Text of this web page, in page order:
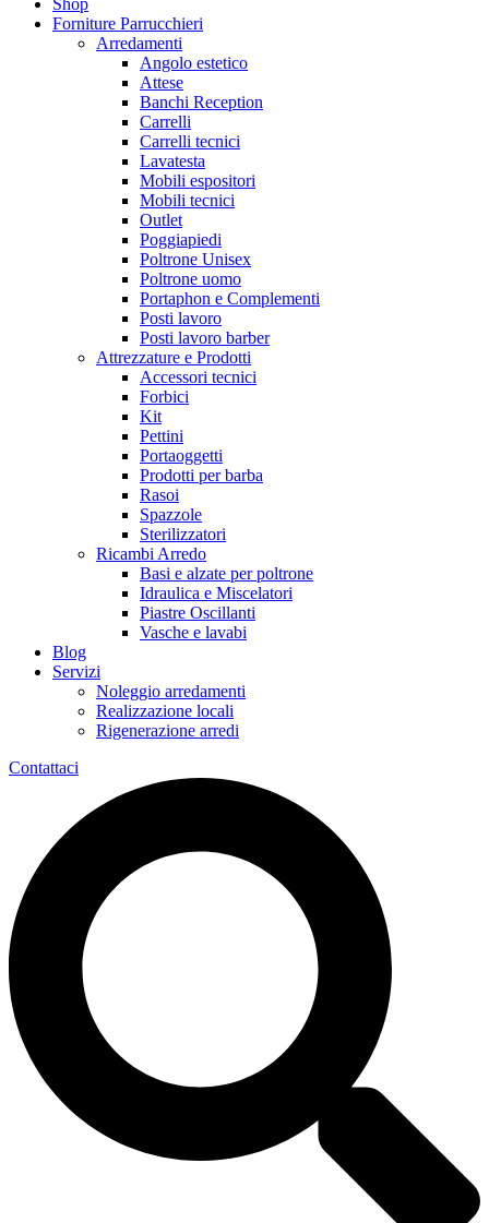
Forniture Parrucchieri
Arredamenti
Angolo estetico
Attese
Banchi Reception
Carrelli
Carrelli tecnici
Lavatesta
Mobili espositori
Mobili tecnici
Outlet
Poggiapiedi
Poltrone Unisex
Poltrone uomo
Portaphon e Complementi
Posti lavoro
Posti lavoro barber
Attrezzature e Prodotti
Accessori tecnici
Forbici
Kit
Pettini
Portaoggetti
Prodotti per barba
Rasoi
Spazzole
Sterilizzatori
Ricambi Arredo
Basi e alzate per poltrone
Idraulica e Miscelatori
Piastre Oscillanti
Vasche e lavabi
Blog
Servizi
Noleggio arredamenti
Realizzazione locali
Rigenerazione arredi
Contattaci